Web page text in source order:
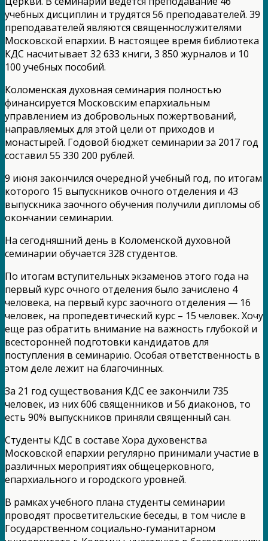
учебных дисциплин и трудятся 56 преподавателей. 39
преподавателей являются священнослужителями
Московской епархии. В настоящее время библиотека
КДС насчитывает 32 633 книги, 3 850 журналов и 10
100 учебных пособий.
Коломенская духовная семинария полностью
финансируется Московским епархиальным
управлением из добровольных пожертвований,
направляемых для этой цели от приходов и
монастырей. Годовой бюджет семинарии за 2017 год
составил 55 330 200 рублей.
9 июня закончился очередной учебный год, по итогам
которого 15 выпускников очного отделения и 43
выпускника заочного обучения получили дипломы об
окончании семинарии.
На сегодняшний день в Коломенской духовной
семинарии обучается 328 студентов.
По итогам вступительных экзаменов этого года на
первый курс очного отделения было зачислено 4
человека, на первый курс заочного отделения — 16
человек, на пропедевтический курс – 15 человек. Хочу
еще раз обратить внимание на важность глубокой и
всесторонней подготовки кандидатов для
поступления в семинарию. Особая ответственность в
этом деле лежит на благочинных.
За 21 год существования КДС ее закончили 735
человек, из них 606 священников и 56 диаконов, то
есть 90% выпускников приняли священный сан.
Студенты КДС в составе Хора духовенства
Московской епархии регулярно принимали участие в
различных мероприятиях общецерковного,
епархиального и городского уровней.
В рамках учебного плана студенты семинарии
проводят просветительские беседы, в том числе в
Государственном социально-гуманитарном